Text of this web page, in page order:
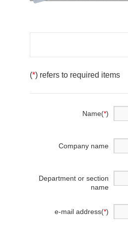
(*) refers to required items
Name(*)
Company name
Department or section
name
e-mail address(*)